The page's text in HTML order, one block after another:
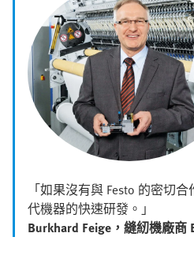
「如果沒有與 Festo 的密切
代機器的快速研發。」
Burkhard Feige，縫紉機廠商